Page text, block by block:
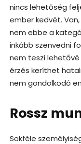
nincs lehetőség
ember kedvét.
nem ebbe a
inkább szenvedni
nem teszi lehetővé
érzés keríthet
nem gondolkodó
Rossz
Sokféle